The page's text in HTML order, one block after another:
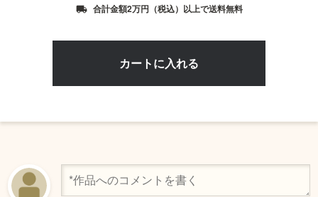
local_shipping 合計金額2万円（税込）以上で送料無料